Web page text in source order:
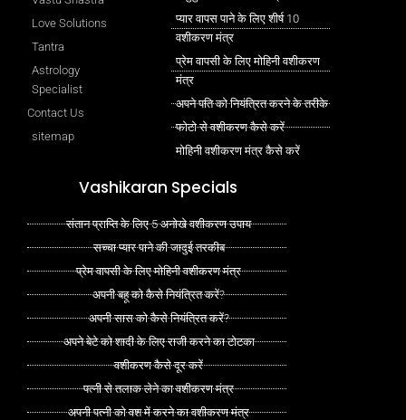
Love Solutions
Tantra
Astrology
Specialist
Contact Us
sitemap
प्यार वापस पाने के लिए शीर्ष 10
वशीकरण मंत्र
प्रेम वापसी के लिए मोहिनी वशीकरण
मंत्र
अपने पति को नियंत्रित करने के तरीके
फोटो से वशीकरण कैसे करें
मोहिनी वशीकरण मंत्र कैसे करें
Vashikaran Specials
संतान प्राप्ति के लिए 5 अनोखे वशीकरण उपाय
सच्चा प्यार पाने की जादुई तरकीब
प्रेम वापसी के लिए मोहिनी वशीकरण मंत्र
अपनी बहू को कैसे नियंत्रित करें?
अपनी सास को कैसे नियंत्रित करें?
अपने बेटे को शादी के लिए राजी करने का टोटका
वशीकरण कैसे दूर करें
पत्नी से तलाक लेने का वशीकरण मंत्र
अपनी पत्नी को वश में करने का वशीकरण मंत्र